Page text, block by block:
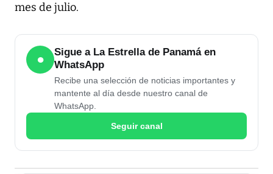
mes de julio.
●
Sigue a La Estrella de Panamá en
WhatsApp
Recibe una selección de noticias importantes y
mantente al día desde nuestro canal de
WhatsApp.
Seguir canal